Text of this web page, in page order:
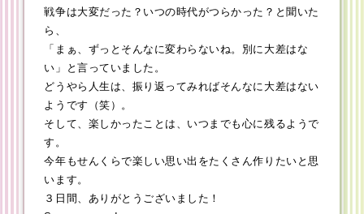
戦争は大変だった？いつの時代がつらかった？と聞いた
ら、
「まぁ、ずっとそんなに変わらないね。別に大差はな
い」と言っていました。
どうやら人生は、振り返ってみればそんなに大差はない
ようです（笑）。
そして、楽しかったことは、いつまでも心に残るようで
す。
今年もせんくらで楽しい思い出をたくさん作りたいと思
います。
３日間、ありがとうございました！